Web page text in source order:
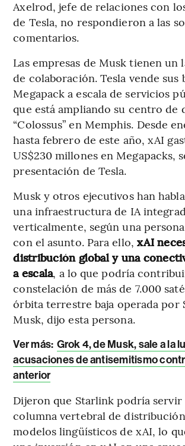
Axelrod, jefe de relaciones con
de Tesla, no respondieron a las
comentarios.
Las empresas de Musk tienen un
de colaboración. Tesla vende sus
Megapack a escala de servicios
que está ampliando su centro de
“Colossus” en Memphis. Desde
hasta febrero de este año, xAI
US$230 millones en Megapacks,
presentación de Tesla.
Musk y otros ejecutivos han
una infraestructura de IA
verticalmente, según una
con el asunto. Para ello, xAI
distribución global y una
a escala, a lo que podría
constelación de más de 7.000
órbita terrestre baja operada por
Musk, dijo esta persona.
Ver más: Grok 4, de Musk, sale a la
acusaciones de antisemitismo
anterior
Dijeron que Starlink podría servir
columna vertebral de
modelos lingüísticos de xAI, lo